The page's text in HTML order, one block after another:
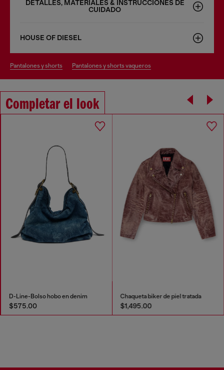
DETALLES, MATERIALES & INSTRUCCIONES DE
CUIDADO
HOUSE OF DIESEL
pantalones y shorts pantalones y shorts vaqueros
Completar el look
D-Line-Bolso hobo en denim
$575.00
Chaqueta biker de piel tratada
$1,495.00